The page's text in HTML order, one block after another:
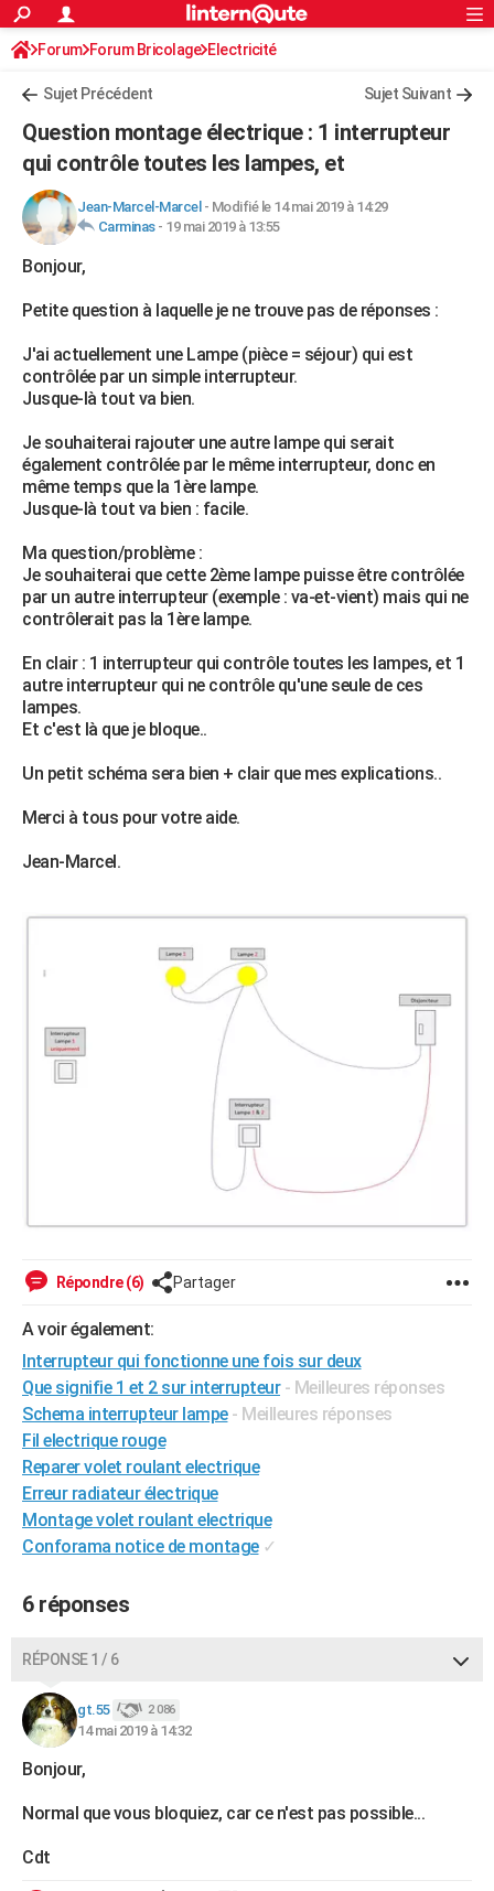
ACTUALITÉS
Politique
Société
Faits Divers
Education
Monde
Villes
+
Programme TV
Streaming
Cinéma
Sorties cinéma
Musique
FINANCE
Retraite
Impôts
Epargne
Immobilier
Risques naturels par ville
Banque
Assurance
Crédit
AUTO
Essais
Réserver un essai
Citadines
Berlines
SUV
Forum auto
HIGH-TECH
Guides de France
Escapades
Patrimoine
Expositions
Musées
Week-end nature
+LIFESTYLE
Alimentation
Guide de la santé
Maladies
Médicaments
Sommeil
VOYAGE
Destinations
City break
Voyage nature
Voyage de noces
Forum
Climat
+PHOTO
GUIDES D'ACHAT
BONS PLANS
CARTE DE VOEUX
Carte de Noël
Carte Bonne année
Carte Saint-Valentin
Carte Pâques
Carte d'anniversaire
DICTIONNAIRE
Dictionnaire
Biographies
Citations
Expressions
Proverbes
PROGRAMME TV
COPAINS D'AVANT
S'inscrire
Se connecter
Lycées
Collèges
Primaires
Universités
Entreprises
Service militaire
Avis de recherche
Bricolage
Lifestyle
Culture
Sport
Auto
Television
Voyage
Cinema
S'inscrire
Connexion
Forum Forum Bricolage Electricité
Sujet Précédent Sujet Suivant
Question montage électrique : 1 interrupteur
qui contrôle toutes les lampes, et
Jean-Marcel-Marcel - Modifié le 14 mai 2019 à 14:29
Carminas- 19 mai 2019 à 13:55
Bonjour,
Petite question à laquelle je ne trouve pas de réponses :
J'ai actuellement une Lampe (pièce = séjour) qui est
contrôlée par un simple interrupteur.
Jusque-là tout va bien.
Je souhaiterai rajouter une autre lampe qui serait
également contrôlée par le même interrupteur, donc en
même temps que la 1ère lampe.
Jusque-là tout va bien : facile.
Ma question/problème :
Je souhaiterai que cette 2ème lampe puisse être contrôlée
par un autre interrupteur (exemple : va-et-vient) mais qui ne
contrôlerait pas la 1ère lampe.
En clair : 1 interrupteur qui contrôle toutes les lampes, et 1
autre interrupteur qui ne contrôle qu'une seule de ces
lampes.
Et c'est là que je bloque..
Un petit schéma sera bien + clair que mes explications..
Merci à tous pour votre aide.
Jean-Marcel.
Répondre (6) Partager
A voir également:
Interrupteur qui fonctionne une fois sur deux
Que signifie 1 et 2 sur interrupteur - Meilleures réponses
Schema interrupteur lampe - Meilleures réponses
Fil electrique rouge
Reparer volet roulant electrique
Erreur radiateur électrique
Montage volet roulant electrique
Conforama notice de montage ✓
6 réponses
RÉPONSE 1 / 6
gt.55 2 086
14 mai 2019 à 14:32
Bonjour,
Normal que vous bloquiez, car ce n'est pas possible...
Cdt